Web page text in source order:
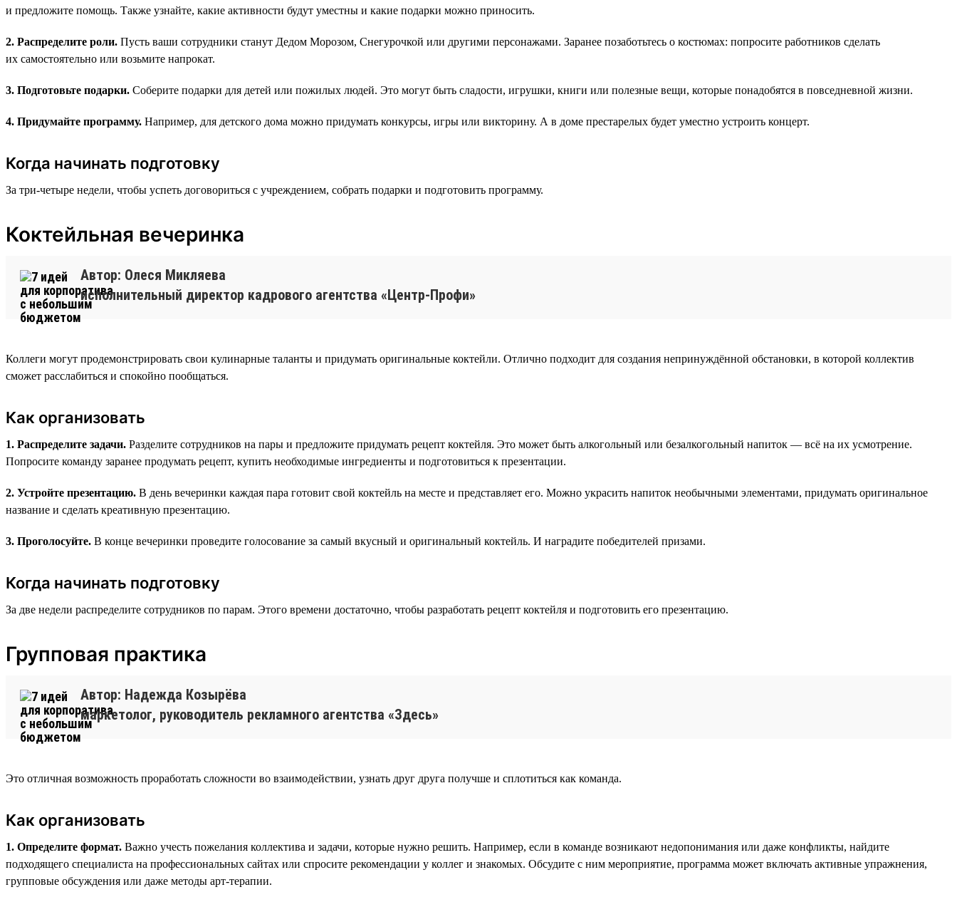
и предложите помощь. Также узнайте, какие активности будут уместны и какие подарки можно приносить.
2. Распределите роли. Пусть ваши сотрудники станут Дедом Морозом, Снегурочкой или другими персонажами. Заранее позаботьтесь о костюмах: попросите работников сделать
их самостоятельно или возьмите напрокат.
3. Подготовьте подарки. Соберите подарки для детей или пожилых людей. Это могут быть сладости, игрушки, книги или полезные вещи, которые понадобятся в повседневной жизни.
4. Придумайте программу. Например, для детского дома можно придумать конкурсы, игры или викторину. А в доме престарелых будет уместно устроить концерт.
Когда начинать подготовку
За три-четыре недели, чтобы успеть договориться с учреждением, собрать подарки и подготовить программу.
Коктейльная вечеринка
Автор: Олеся Микляева
исполнительный директор кадрового агентства «Центр-Профи»
Коллеги могут продемонстрировать свои кулинарные таланты и придумать оригинальные коктейли. Отлично подходит для создания непринуждённой обстановки, в которой коллектив
сможет расслабиться и спокойно пообщаться.
Как организовать
1. Распределите задачи. Разделите сотрудников на пары и предложите придумать рецепт коктейля. Это может быть алкогольный или безалкогольный напиток — всё на их усмотрение.
Попросите команду заранее продумать рецепт, купить необходимые ингредиенты и подготовиться к презентации.
2. Устройте презентацию. В день вечеринки каждая пара готовит свой коктейль на месте и представляет его. Можно украсить напиток необычными элементами, придумать оригинальное
название и сделать креативную презентацию.
3. Проголосуйте. В конце вечеринки проведите голосование за самый вкусный и оригинальный коктейль. И наградите победителей призами.
Когда начинать подготовку
За две недели распределите сотрудников по парам. Этого времени достаточно, чтобы разработать рецепт коктейля и подготовить его презентацию.
Групповая практика
Автор: Надежда Козырёва
маркетолог, руководитель рекламного агентства «Здесь»
Это отличная возможность проработать сложности во взаимодействии, узнать друг друга получше и сплотиться как команда.
Как организовать
1. Определите формат. Важно учесть пожелания коллектива и задачи, которые нужно решить. Например, если в команде возникают недопонимания или даже конфликты, найдите
подходящего специалиста на профессиональных сайтах или спросите рекомендации у коллег и знакомых. Обсудите с ним мероприятие, программа может включать активные упражнения,
групповые обсуждения или даже методы арт-терапии.